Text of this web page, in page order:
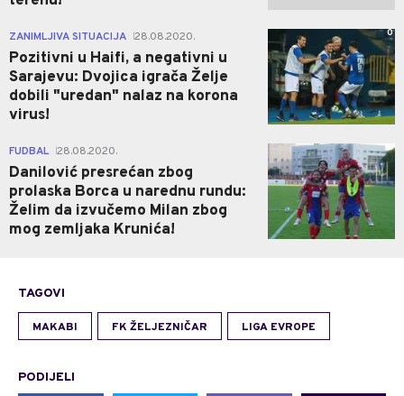
ZANIMLJIVA SITUACIJA 28.08.2020.
Pozitivni u Haifi, a negativni u
Sarajevu: Dvojica igrača Želje
dobili "uredan" nalaz na korona
virus!
0
FUDBAL 28.08.2020.
Danilović presrećan zbog
prolaska Borca u narednu rundu:
Želim da izvučemo Milan zbog
mog zemljaka Krunića!
0
TAGOVI
MAKABI FK ŽELJEZNIČAR LIGA EVROPE
PODIJELI